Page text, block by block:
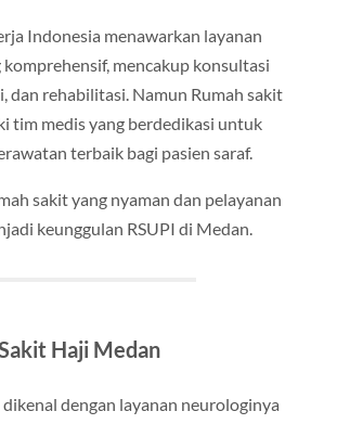
Indonesia menawarkan layanan
mencakup konsultasi
dan rehabilitasi. Namun Rumah sakit
tim medis yang berdedikasi untuk
terbaik bagi pasien saraf.
sakit yang nyaman dan pelayanan
keunggulan RSUPI di Medan.
Haji Medan
dikenal dengan layanan neurologinya